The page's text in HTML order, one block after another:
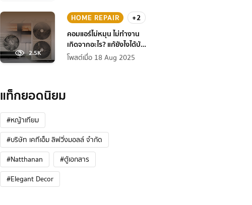
2.5K
HOME REPAIR
+2
คอมแอร์ไม่หมุน ไม่ทํางาน
เกิดจากอะไร? แก้ยังไงได้บ้าง
ก่อนแอร์พัง!
โพสต์เมื่อ 18 Aug 2025
แท็กยอดนิยม
#หญ้าเทียม
#บริษัท เคทีเอ็ม ลิฟวิ่งมอลล์ จำกัด
#Natthanan
#ตู้เอกสาร
#Elegant Decor